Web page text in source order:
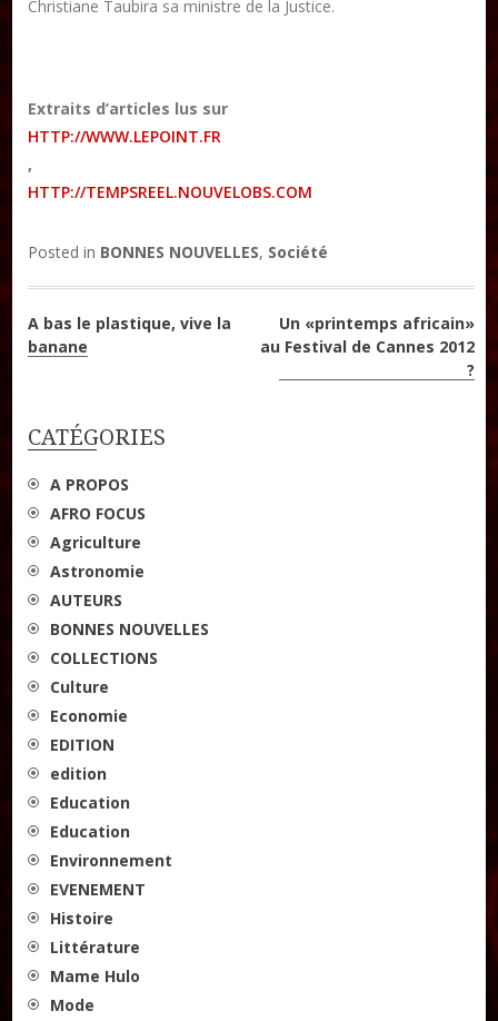
Christiane Taubira sa ministre de la Justice.
Extraits d’articles lus sur
HTTP://WWW.LEPOINT.FR
,
HTTP://TEMPSREEL.NOUVELOBS.COM
Posted in BONNES NOUVELLES, Société
Navigation
A bas le plastique, vive la
banane
Un «printemps africain»
au Festival de Cannes 2012
?
CATÉGORIES
A PROPOS
AFRO FOCUS
Agriculture
Astronomie
AUTEURS
BONNES NOUVELLES
COLLECTIONS
Culture
Economie
EDITION
edition
Education
Education
Environnement
EVENEMENT
Histoire
Littérature
Mame Hulo
Mode